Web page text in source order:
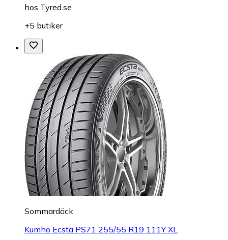
hos Tyred.se
+5 butiker
Sommardäck
Kumho Ecsta PS71 255/55 R19 111Y XL